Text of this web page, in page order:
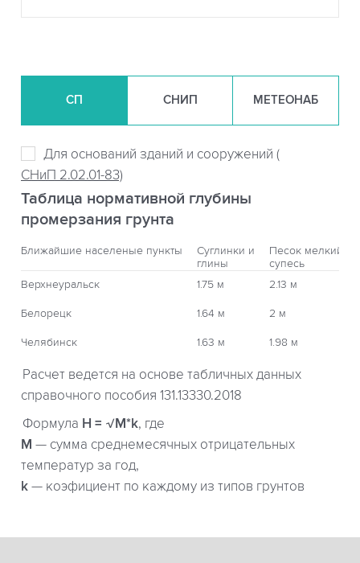
СП СНИП МЕТЕОНАБ
Для оснований зданий и сооружений (
СНиП 2.02.01-83)
Таблица нормативной глубины
промерзания грунта
Ближайшие населеные пункты
Суглинки и
глины
Песок мелкий,
супесь
Верхнеуральск
1.75 м 2.13 м
Белорецк 1.64 м 2 м
Челябинск 1.63 м 1.98 м
Расчет ведется на основе табличных данных
справочного пособия 131.13330.2018
Формула H = √M*k, где
М — сумма среднемесячных отрицательных
температур за год,
k — коэфициент по каждому из типов грунтов